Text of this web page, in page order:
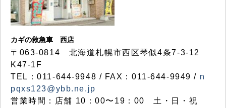
カギの救急車 西店
〒063-0814 北海道札幌市西区琴似4条7-3-12
K47-1F
TEL：011-644-9948 / FAX：011-644-9949 / n
pqxs123@ybb.ne.jp
営業時間：店舗 10：00〜19：00 土・日・祝